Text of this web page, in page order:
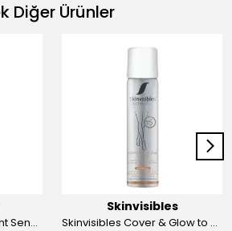
Diğer Ürünler
Skinvisibles Transparent Sense SPF50+ PA ++++
Skinvisibles
Skinvisibles Cover & Glow to Go Medium Glow